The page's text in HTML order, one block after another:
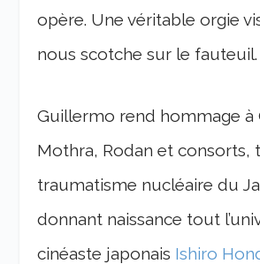
opère. Une véritable orgie
nous scotche sur le fauteuil.
Guillermo rend hommage à
Mothra, Rodan et consorts,
traumatisme nucléaire du
donnant naissance tout
cinéaste japonais Ishiro